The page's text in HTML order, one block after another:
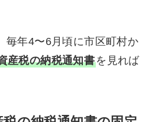
毎年4〜6月頃に市区町村か
産税の納税通知書を見れば